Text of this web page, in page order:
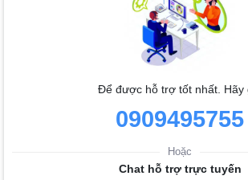
Để được hỗ trợ tốt nhất. Hãy
0909495755
Hoặc
Chat hỗ trợ trực tuyến